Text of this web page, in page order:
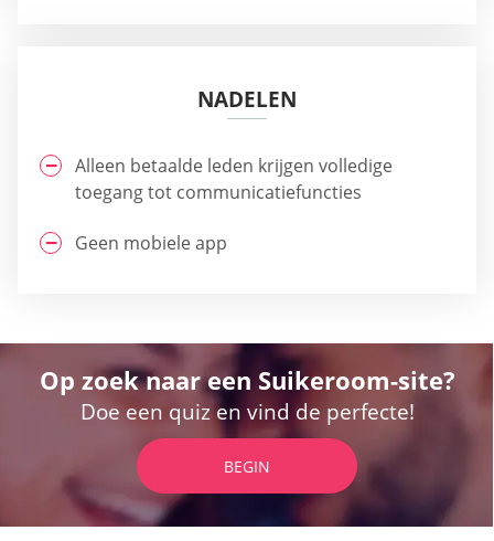
NADELEN
Alleen betaalde leden krijgen volledige
toegang tot communicatiefuncties
Geen mobiele app
Op zoek naar een Suikeroom-site?
Doe een quiz en vind de perfecte!
BEGIN